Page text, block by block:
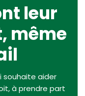
leur
même
souhaite aider
à prendre part